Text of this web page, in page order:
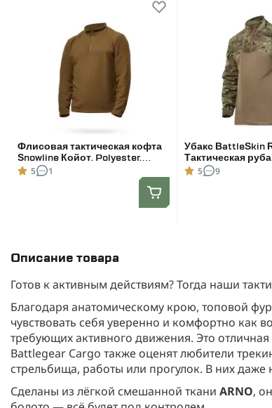
Описание товара
Готов к активным действиям? Тогда наши
Благодаря анатомическому крою, топовой
чувствовать себя уверенно и комфортно как
требующих активного движения. Это
Battlegear Cargo также оценят любители
стрельбища, работы или прогулок. В них
Сделаны из лёгкой смешанной ткани ARNO,
Флисовая тактическая кофта
Snowline Койот. Polyester.
Размер: Reg/M
5 1
Убакс BattleSkin
Тактическая
Мультикам.
5 9